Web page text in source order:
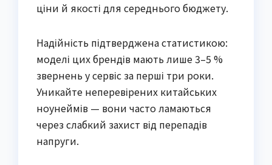
ціни й якості для середнього бюджету.
Надійність підтверджена статистикою:
моделі цих брендів мають лише 3–5 %
звернень у сервіс за перші три роки.
Уникайте неперевірених китайських
ноунеймів — вони часто ламаються
через слабкий захист від перепадів
напруги.